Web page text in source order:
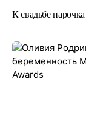
К свадьбе